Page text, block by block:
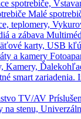
spotrebiče,
Malé
teplomery,
karty, USB
Kamery,
na stenu,